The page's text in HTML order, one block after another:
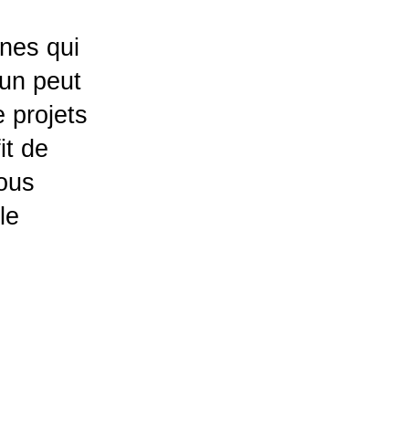
qui
peut
projets
de